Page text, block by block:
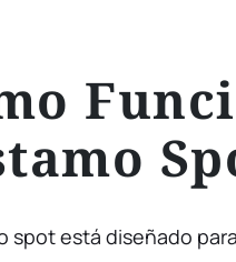
spot está diseñado